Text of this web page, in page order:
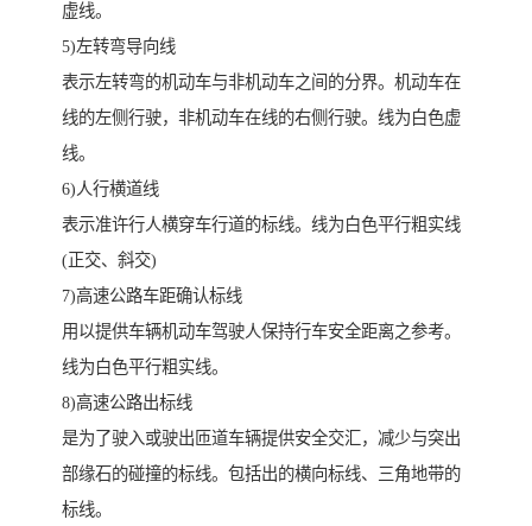
虚线。
5)左转弯导向线
表示左转弯的机动车与非机动车之间的分界。机动车在
线的左侧行驶，非机动车在线的右侧行驶。线为白色虚
线。
6)人行横道线
表示准许行人横穿车行道的标线。线为白色平行粗实线
(正交、斜交)
7)高速公路车距确认标线
用以提供车辆机动车驾驶人保持行车安全距离之参考。
线为白色平行粗实线。
8)高速公路出标线
是为了驶入或驶出匝道车辆提供安全交汇，减少与突出
部缘石的碰撞的标线。包括出的横向标线、三角地带的
标线。